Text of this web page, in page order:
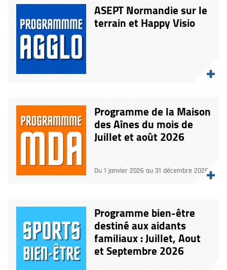
ASEPT Normandie sur le
terrain et Happy Visio
Programme de la Maison
des Aînes du mois de
Juillet et août 2026
Du 1 janvier 2026 au 31 décembre 2028
Programme bien-être
destiné aux aidants
familiaux : Juillet, Aout
et Septembre 2026